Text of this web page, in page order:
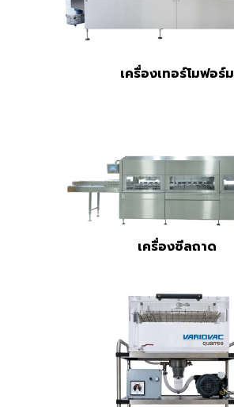
เครื่องเทอร์โมฟอร์ม
เครื่องซีลถาด